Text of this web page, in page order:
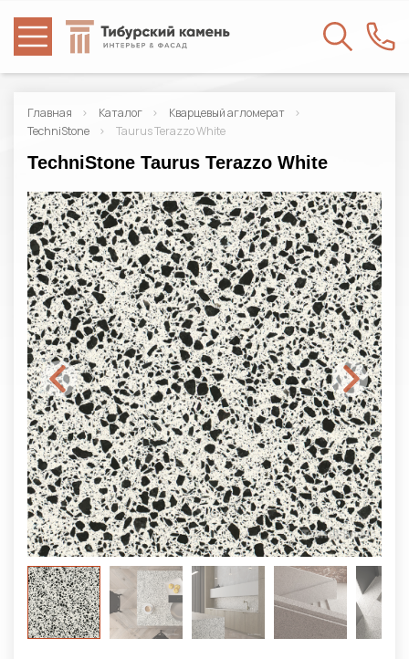
Главная Каталог
Кварцевый агломерат
TechniStone
Taurus Terazzo White
TechniStone Taurus Terazzo White